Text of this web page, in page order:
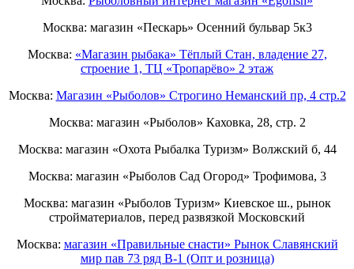
Москва: магазин «Пескарь» Осенний бульвар 5к3
Москва: «Магазин рыбака» Тёплый Стан, владение 27,
строение 1, ТЦ «Тропарёво» 2 этаж
Москва: Магазин «Рыболов» Строгино Неманский пр, 4 стр.2
Москва: магазин «Рыболов» Каховка, 28, стр. 2
Москва: магазин «Охота Рыбалка Туризм» Волжский б, 44
Москва: магазин «Рыболов Сад Огород» Трофимова, 3
Москва: магазин «Рыболов Туризм» Киевское ш., рынок
стройматериалов, перед развязкой Московский
Москва: магазин «Правильные снасти» Рынок Славянский
мир пав 73 ряд B-1 (Опт и розница)